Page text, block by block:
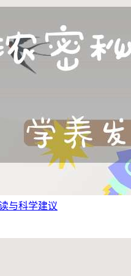
与科学建议